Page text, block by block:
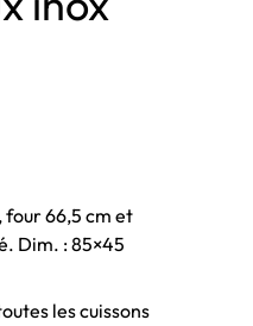
four 66,5 cm et
Dim. : 85×45
les cuissons